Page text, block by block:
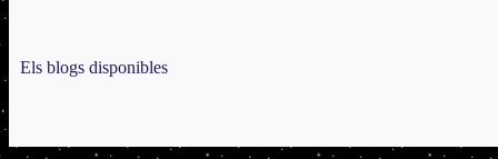
Els blogs disponibles